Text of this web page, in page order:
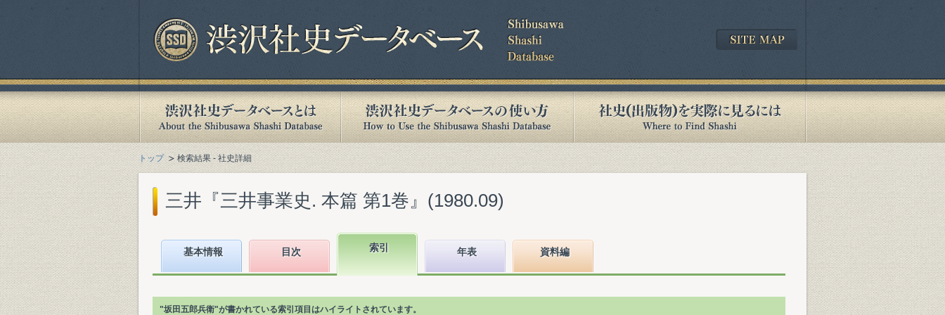
トップ 検索結果 - 社史詳細
三井『三井事業史. 本篇 第1巻』(1980.09)
基本情報 目次 索引 年表 資料編
"坂田五郎兵衛"が書かれている索引項目はハイライトされています。